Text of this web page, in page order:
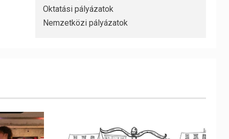
Oktatási pályázatok
Nemzetközi pályázatok